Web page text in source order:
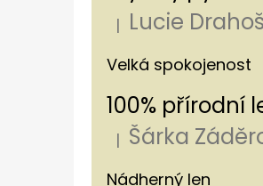
Hodnocení
| Lucie
Velká spokojenost
Hodnocení
| Šárka
Nádherný len
100% PŘÍRODNÍ LEN S
MÁKY 240 G/M²
220 Kč